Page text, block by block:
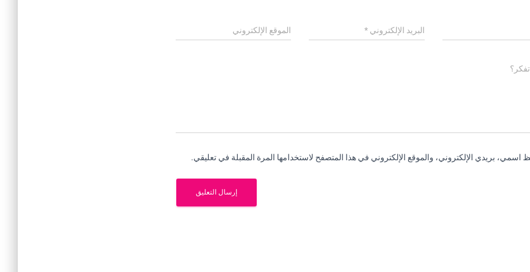
البريد الإلكتروني* الموقع الإلكتروني
اسمي، بريدي الإلكتروني، والموقع الإلكتروني في هذا المتصفح لاستخدامها المرة المقبلة في تعليقي.